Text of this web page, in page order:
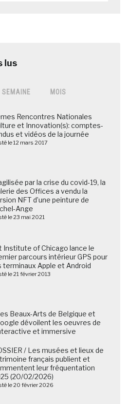
SEMAINE MOIS
Rencontres Nationales
et Innovation(s): comptes-
et vidéos de la journée
le 12 mars 2017
par la crise du covid-19, la
des Offices a vendu la
NFT d’une peinture de
Ange
le 23 mai 2021
Institute of Chicago lance le
parcours intérieur GPS pour
terminaux Apple et Android
le 21 février 2013
Beaux-Arts de Belgique et
dévoilent les oeuvres de
et immersive
/ Les musées et lieux de
français publient et
leur fréquentation
(20/02/2026)
le 20 février 2026